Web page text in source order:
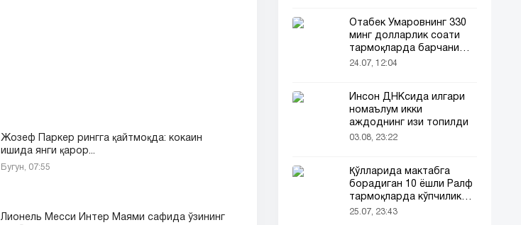
Жозеф Паркер рингга қайтмоқда: кокаин
ишида янги қарор...
Бугун, 07:55
Лионель Месси Интер Маями сафида ўзининг
Отабек Умаровнинг 330
минг долларлик соати
тармоқларда барчани
эътиборини тортди!
24.07, 12:04
Инсон ДНКсида илгари
номаълум икки
аждоднинг изи топилди
03.08, 23:22
Қўлларида мактабга
борадиган 10 ёшли Ралф
тармоқларда кўпчиликни
таъсирлантирди
25.07, 23:43